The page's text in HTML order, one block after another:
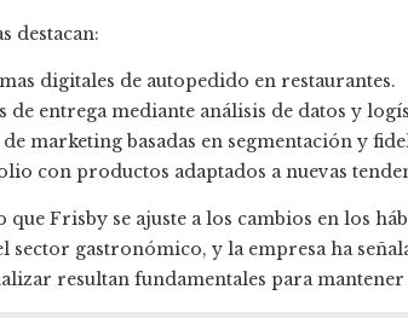
destacan:
digitales de autopedido en restaurantes.
entrega mediante análisis de datos y
marketing basadas en segmentación y
con productos adaptados a nuevas
Frisby se ajuste a los cambios en los
gastronómico, y la empresa ha
resultan fundamentales para